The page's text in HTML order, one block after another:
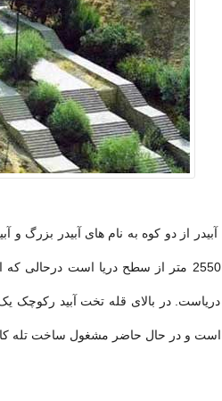
آبیدر از دو کوه به نام های آبیدر بزرگ
دریاست. در بالای قله تخت آبید رکوچک
است و در حال حاضر مشغول ساخت تله